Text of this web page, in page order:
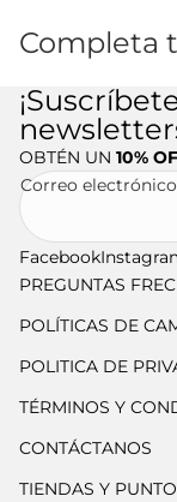
Completa
OBTÉN UN 10%
Correo electrónico
Facebook
PREGUNTAS
POLÍTICAS DE
POLITICA DE
TÉRMINOS Y
CONTÁCTANOS
TIENDAS Y